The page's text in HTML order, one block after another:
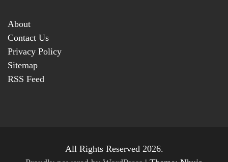
About
Contact Us
Privacy Policy
Sitemap
RSS Feed
All Rights Reserved 2026.